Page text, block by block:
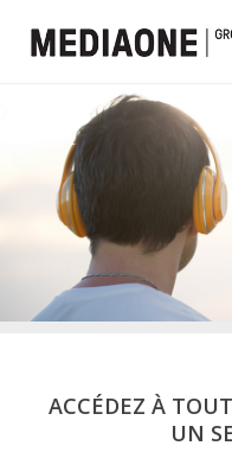
ACCÉDEZ À
UN